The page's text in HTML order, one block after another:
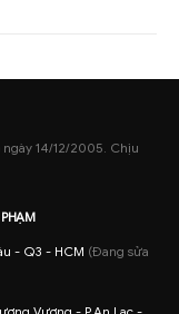
ngày 14/12/2005. Chịu
- Q3 - HCM (Đang sửa